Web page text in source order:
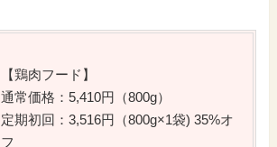
【鶏肉フード】
通常価格：5,410円（800g）
定期初回：3,516円（800g×1袋) 35%オ
フ